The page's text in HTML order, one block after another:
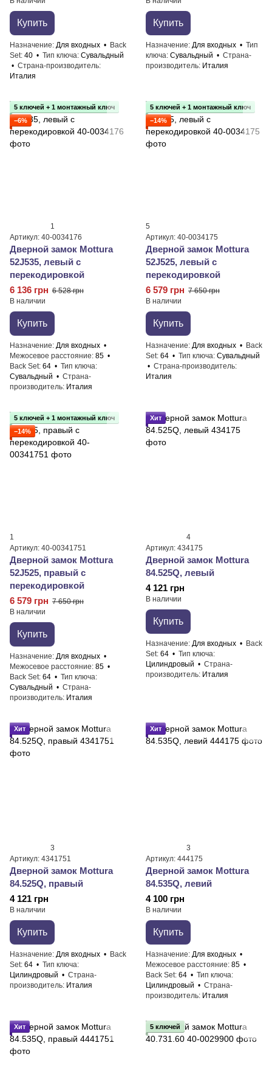
Купить
Назначение Для входных
Back
Set 40 Тип ключа Сувальдный
Страна-производитель
Италия
Купить
Назначение Для входных
Тип
ключа Сувальдный
Страна-
производитель Италия
5 ключей + 1 монтажный ключ
−6%
1
Артикул: 40-0034176
Дверной замок Mottura
52J535, левый с
перекодировкой
6 136 грн 6 528 грн
В наличии
Купить
Назначение Для входных
Межосевое расстояние 85
Back Set 64
Тип ключа
Сувальдный
Страна-
производитель Италия
5 ключей + 1 монтажный ключ
−14%
5
Артикул: 40-0034175
Дверной замок Mottura
52J525, левый с
перекодировкой
6 579 грн 7 650 грн
В наличии
Купить
Назначение Для входных
Back
Set 64 Тип ключа Сувальдный
Страна-производитель
Италия
5 ключей + 1 монтажный ключ
−14%
1
Артикул: 40-00341751
Дверной замок Mottura
52J525, правый с
перекодировкой
6 579 грн 7 650 грн
В наличии
Купить
Назначение Для входных
Межосевое расстояние 85
Back Set 64
Тип ключа
Сувальдный
Страна-
производитель Италия
Хит
4
Артикул: 434175
Дверной замок Mottura
84.525Q, левый
4 121 грн
В наличии
Купить
Назначение Для входных
Back
Set 64
Тип ключа
Цилиндровый
Страна-
производитель Италия
Хит
3
Артикул: 4341751
Дверной замок Mottura
84.525Q, правый
4 121 грн
В наличии
Купить
Назначение Для входных
Back
Set 64
Тип ключа
Цилиндровый
Страна-
производитель Италия
Хит
3
Артикул: 444175
Дверной замок Mottura
84.535Q, левий
4 100 грн
В наличии
Купить
Назначение Для входных
Межосевое расстояние 85
Back Set 64
Тип ключа
Цилиндровый
Страна-
производитель Италия
Хит 5 ключей